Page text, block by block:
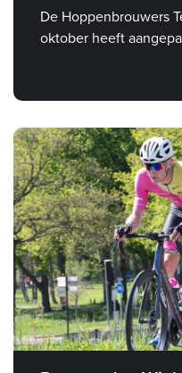
De Hoppenbrouwers
oktober heeft